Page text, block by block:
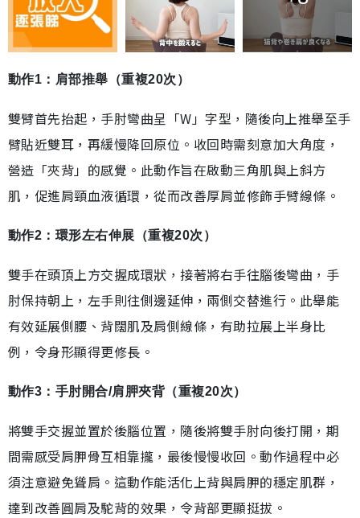
動作1：肩部推舉（重複20次）
雙臂首先抬起，手肘彎曲呈「W」字型，隨後向上推舉至手
臂貼近雙耳，再緩慢降回原位。收回時需刻意加大角度，
營造「夾背」的感覺。此動作旨在啟動三角肌與上斜方
肌，促進肩頸血液循環，從而改善厚肩並修飾手臂線條。
動作2：環形左右伸展（重複20次）
雙手在頭頂上方交握成環狀，接著將右手往腦後彎曲，手
肘保持朝上，左手則往側邊延伸，兩側交替進行。此舉能
有效延展側腰、背闊肌及肩側線條，有助拉展上半身比
例，令身形顯得更修長。
動作3：手肘開合/肩胛夾背（重複20次）
將雙手交握並置於後腦位置，隨後將雙手肘向後打開，期
間需感受肩胛骨互相靠攏，最後慢慢收回。動作過程中必
須注意避免聳肩。這動作能活化上背與肩胛的穩定肌群，
達到改善圓肩及駝背的效果，令背部更顯挺拔。